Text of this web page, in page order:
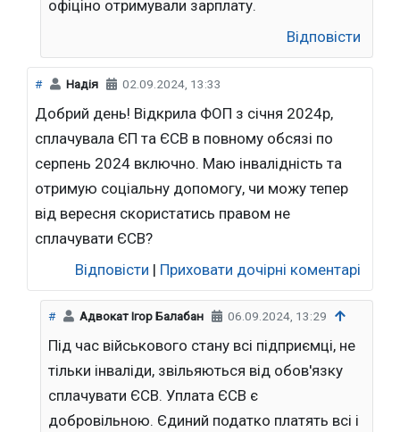
офіціно отримували зарплату.
Відповісти
# Надія 02.09.2024, 13:33
Добрий день! Відкрила ФОП з січня 2024р,
сплачувала ЄП та ЄСВ в повному обсязі по
серпень 2024 включно. Маю інвалідність та
отримую соціальну допомогу, чи можу тепер
від вересня скористатись правом не
сплачувати ЄСВ?
Відповісти | Приховати дочірні коментарі
# Адвокат Ігор Балабан 06.09.2024, 13:29
Під час військового стану всі підприємці, не
тільки інваліди, звільяються від обов'язку
сплачувати ЄСВ. Уплата ЄСВ є
добровільною. Єдиний податко платять всі і